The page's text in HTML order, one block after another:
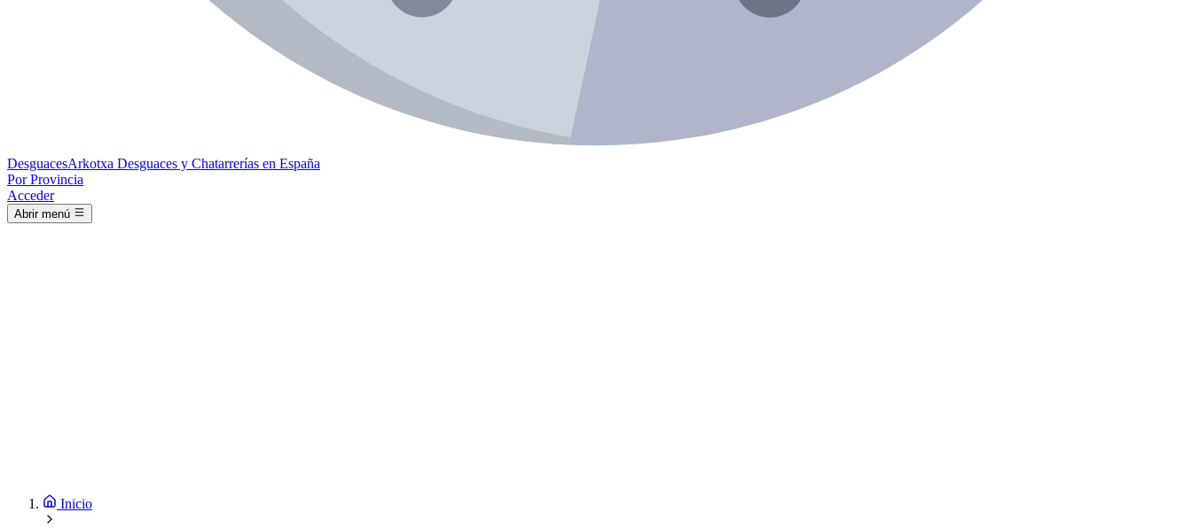
DesguacesArkotxa Desguaces y Chatarrerías en España
Por Provincia
Acceder
Abrir menú
Inicio